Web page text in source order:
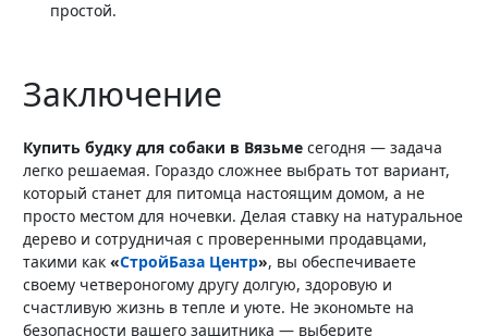
простой.
Заключение
Купить будку для собаки в Вязьме сегодня — задача
легко решаемая. Гораздо сложнее выбрать тот вариант,
который станет для питомца настоящим домом, а не
просто местом для ночевки. Делая ставку на натуральное
дерево и сотрудничая с проверенными продавцами,
такими как «СтройБаза Центр», вы обеспечиваете
своему четвероногому другу долгую, здоровую и
счастливую жизнь в тепле и уюте. Не экономьте на
безопасности вашего защитника — выберите